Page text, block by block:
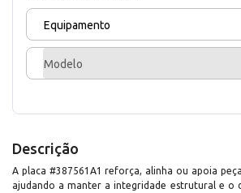
Equipamento
Modelo
Descrição
A placa #387561A1 reforça, alinha ou apoia
ajudando a manter a integridade estrutural e o